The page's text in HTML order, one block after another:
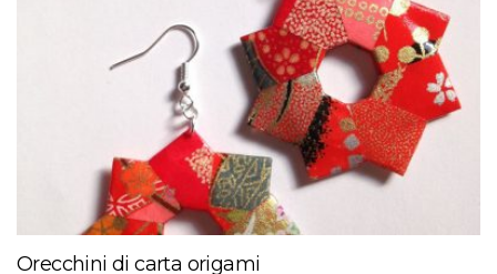
Orecchini di carta origami